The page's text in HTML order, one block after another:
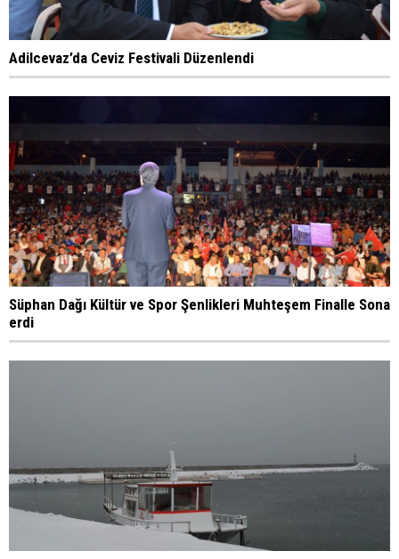
Adilcevaz’da Ceviz Festivali Düzenlendi
Süphan Dağı Kültür ve Spor Şenlikleri Muhteşem Finalle Sona
erdi